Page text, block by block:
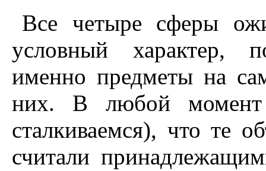
Все четыре сферы
условный характер,
именно предметы на
них. В любой
сталкиваемся), что те
считали